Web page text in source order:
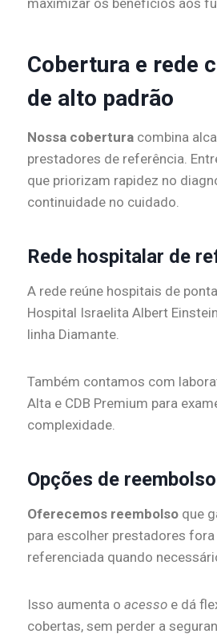
maximizar os benefícios aos
Cobertura e rede
de alto padrão
Nossa cobertura combina
prestadores de referência.
que priorizam rapidez no
continuidade no cuidado.
Rede hospitalar de
A rede reúne hospitais de
Hospital Israelita Albert
linha Diamante.
Também contamos com
Alta e CDB Premium para
complexidade.
Opções de reembolso
Oferecemos reembolso que
para escolher prestadores
referenciada quando
Isso aumenta o acesso e dá
cobertas, sem perder a